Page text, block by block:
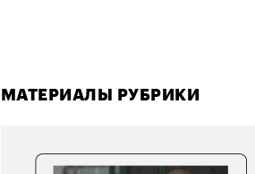
МАТЕРИАЛЫ РУБРИКИ